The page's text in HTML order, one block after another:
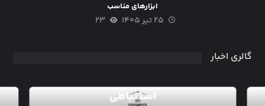
ابزارهای مناسب
۲۵ تیر ۱۴۰۵ ۲۳
گالری اخبار
استنباطی